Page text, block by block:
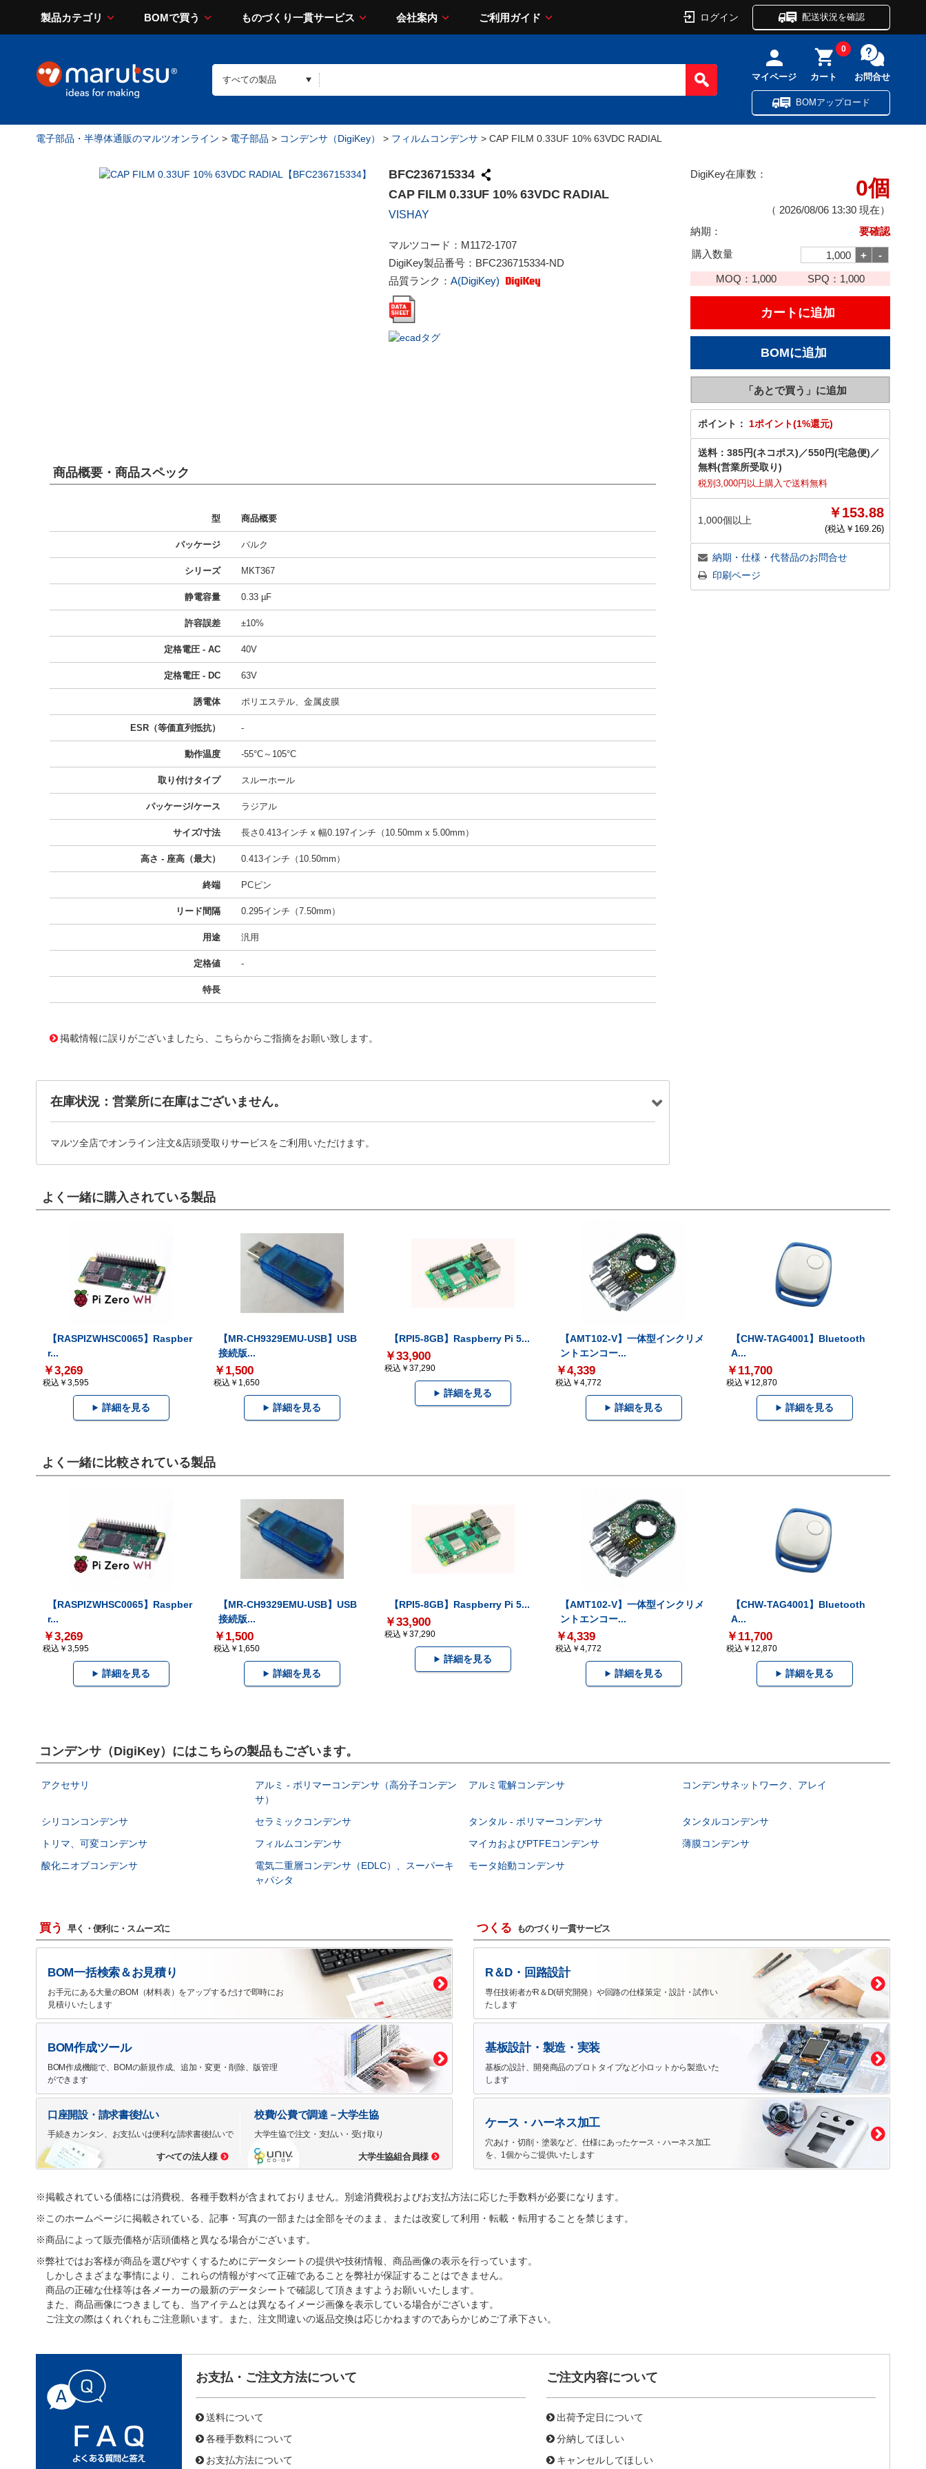
製品カテゴリ BOMで買う ものづくり一貫サービス 会社案内 ご利用ガイド ログイン 配送状況を確認
マイページ カート
0
お問合せ
BOMアップロード
電子部品・半導体通販のマルツオンライン > 電子部品 > コンデンサ（DigiKey） > フィルムコンデンサ > CAP FILM 0.33UF 10% 63VDC RADIAL
BFC236715334
CAP FILM 0.33UF 10% 63VDC RADIAL
VISHAY
マルツコード： M1172-1707
DigiKey製品番号： BFC236715334-ND
品質ランク： A(DigiKey)
DigiKey在庫数：
0個
（ 2026/08/06 13:30 現在）
納期：
要確認
購入数量
MOQ： 1,000 SPQ： 1,000
ポイント： 1ポイント(1%還元)
送料： 385円(ネコポス) ／550円(宅急便) ／
無料(営業所受取り)
税別3,000円以上購入で送料無料
1,000個以上 ￥153.88
(税込￥ 169.26)
納期・仕様・代替品のお問合せ
印刷ページ
商品概要・商品スペック
型 商品概要
パッケージ バルク
シリーズ MKT367
静電容量 0.33 µF
許容誤差 ±10%
定格電圧 - AC 40V
定格電圧 - DC 63V
誘電体 ポリエステル、金属皮膜
ESR（等価直列抵抗） -
動作温度 -55°C～105°C
取り付けタイプ スルーホール
パッケージ/ケース ラジアル
サイズ/寸法 長さ0.413インチ x 幅0.197インチ（10.50mm x 5.00mm）
高さ - 座高（最大） 0.413インチ（10.50mm）
終端 PCピン
リード間隔 0.295インチ（7.50mm）
用途 汎用
定格値 -
特長
掲載情報に誤りがございましたら、こちらからご指摘をお願い致します。
在庫状況：営業所に在庫はございません。
マルツ全店でオンライン注文&店頭受取りサービスをご利用いただけます。
よく一緒に購入されている製品
【RASPIZWHSC0065】Raspber
r...
￥3,269
税込￥3,595
詳細を見る
【MR-CH9329EMU-USB】USB
接続版...
￥1,500
税込￥1,650
詳細を見る
【RPI5-8GB】Raspberry Pi 5...
￥33,900
税込￥37,290
詳細を見る
【AMT102-V】一体型インクリメ
ントエンコー...
￥4,339
税込￥4,772
詳細を見る
【CHW-TAG4001】Bluetooth
A...
￥11,700
税込￥12,870
詳細を見る
よく一緒に比較されている製品
【RASPIZWHSC0065】Raspber
r...
￥3,269
税込￥3,595
詳細を見る
【MR-CH9329EMU-USB】USB
接続版...
￥1,500
税込￥1,650
詳細を見る
【RPI5-8GB】Raspberry Pi 5...
￥33,900
税込￥37,290
詳細を見る
【AMT102-V】一体型インクリメ
ントエンコー...
￥4,339
税込￥4,772
詳細を見る
【CHW-TAG4001】Bluetooth
A...
￥11,700
税込￥12,870
詳細を見る
コンデンサ（DigiKey）にはこちらの製品もございます。
アクセサリ
アルミ - ポリマーコンデンサ（高分子コンデン
サ）
アルミ電解コンデンサ コンデンサネットワーク、アレイ
シリコンコンデンサ セラミックコンデンサ タンタル - ポリマーコンデンサ
タンタルコンデンサ
トリマ、可変コンデンサ
フィルムコンデンサ マイカおよびPTFEコンデンサ
薄膜コンデンサ
酸化ニオブコンデンサ
電気二重層コンデンサ（EDLC）、スーパーキ
ャパシタ
モータ始動コンデンサ
買う 早く・便利に・スムーズに
BOM一括検索＆お見積り
お手元にある大量のBOM（材料表）をアップするだけで即時にお
見積りいたします
BOM作成ツール
BOM作成機能で、BOMの新規作成、追加・変更・削除、版管理
ができます
口座開設・請求書後払い
手続きカンタン、お支払いは便利な請求書後払いで
すべての法人様
校費/公費で調達－大学生協
大学生協で注文・支払い・受け取り
大学生協組合員様
つくる ものづくり一貫サービス
R＆D・回路設計
専任技術者がR＆D(研究開発）や回路の仕様策定・設計・試作い
たします
基板設計・製造・実装
基板の設計、開発商品のプロトタイプなど小ロットから製造いた
します
ケース・ハーネス加工
穴あけ・切削・塗装など、仕様にあったケース・ハーネス加工
を、1個からご提供いたします
※掲載されている価格には消費税、各種手数料が含まれておりません。別途消費税およびお支払方法に応じた手数料が必要になります。
※このホームページに掲載されている、記事・写真の一部または全部をそのまま、または改変して利用・転載・転用することを禁じます。
※商品によって販売価格が店頭価格と異なる場合がございます。
※弊社ではお客様が商品を選びやすくするためにデータシートの提供や技術情報、商品画像の表示を行っています。
しかしさまざまな事情により、これらの情報がすべて正確であることを弊社が保証することはできません。
商品の正確な仕様等は各メーカーの最新のデータシートで確認して頂きますようお願いいたします。
また、商品画像につきましても、当アイテムとは異なるイメージ画像を表示している場合がございます。
ご注文の際はくれぐれもご注意願います。また、注文間違いの返品交換は応じかねますのであらかじめご了承下さい。
お支払・ご注文方法について
送料について
各種手数料について
お支払方法について
ご注文内容について
出荷予定日について
分納してほしい
キャンセルしてほしい